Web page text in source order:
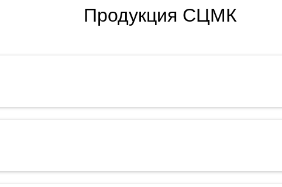
Продукция СЦМК